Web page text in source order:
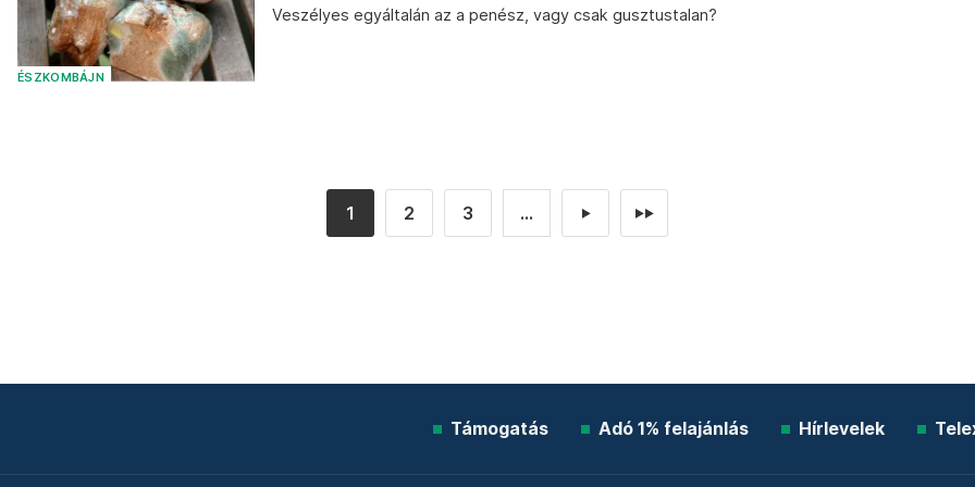
ÉSZKOMBÁJN
Veszélyes egyáltalán az a penész, vagy csak gusztustalan?
1 2 3 ... ► ►►
Támogatás Adó 1% felajánlás Hírlevelek